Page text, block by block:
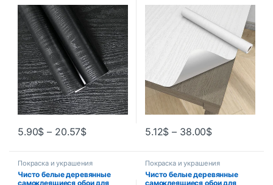
мебели, меняющие цвет,
наклейки для гардероба,
материалы и
принадлежности для
украшения дома
5.90$ – 20.57$
водостойкая настольная
дверь шкафа,
самоклеящиеся бытовые
обои под дерево
5.12$ – 38.00$
Покраска и украшения
Чисто белые деревянные
самоклеящиеся обои для
Покраска и украшения
Чисто белые деревянные
самоклеящиеся обои для